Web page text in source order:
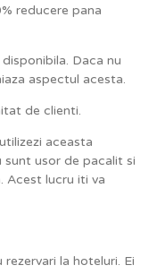
reducere pana
Daca nu
aspectul acesta.
de clienti.
aceasta
usor de pacalit si
Acest lucru iti va
la hoteluri. Ei